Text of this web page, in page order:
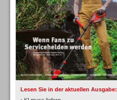
Lesen Sie in der aktuellen Ausgabe:
TK- und ACD-Systeme